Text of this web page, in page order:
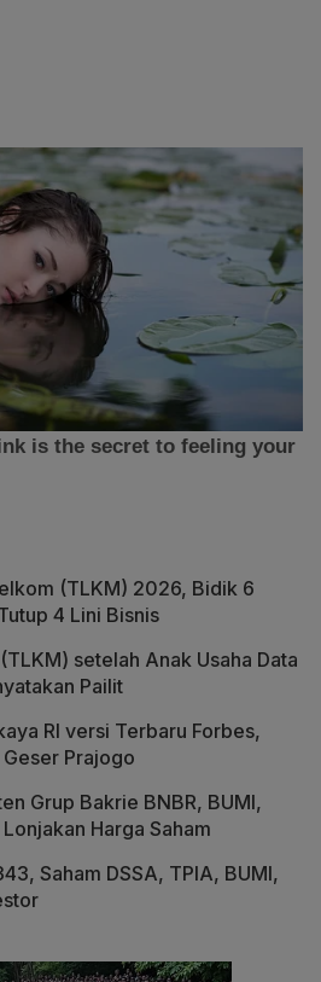
(TLKM) 2026, Bidik 6
4 Lini Bisnis
setelah Anak Usaha Data
Pailit
RI versi Terbaru Forbes,
Prajogo
Grup Bakrie BNBR, BUMI,
Harga Saham
Saham DSSA, TPIA, BUMI,